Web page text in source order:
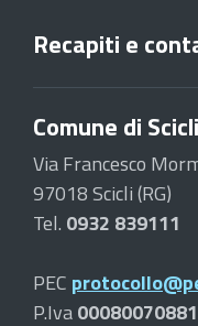
Recapiti e
Comune di Scicli
Via Francesco
97018 Scicli (RG)
Tel. 0932 839111
PEC
P.Iva00080070881